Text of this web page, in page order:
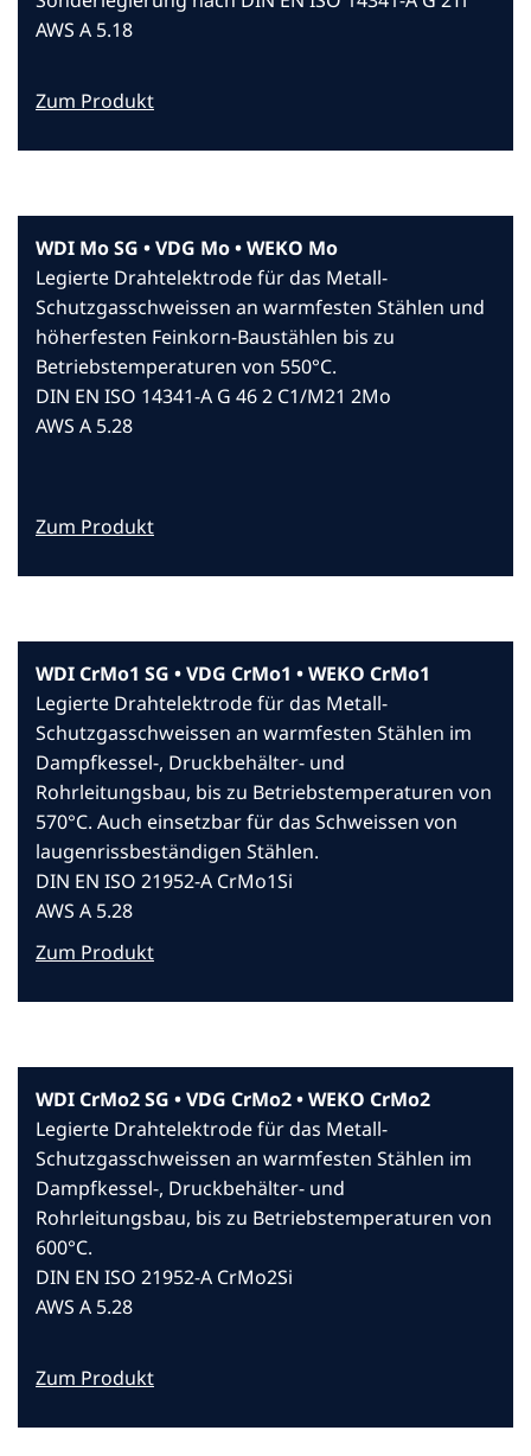
AWS A 5.18
Zum Produkt
WDI Mo SG • VDG Mo • WEKO Mo
Legierte Drahtelektrode für das Metall-
Schutzgasschweissen an warmfesten Stählen und
höherfesten Feinkorn-Baustählen bis zu
Betriebstemperaturen von 550°C.
DIN EN ISO 14341-A G 46 2 C1/M21 2Mo
AWS A 5.28
Zum Produkt
WDI CrMo1 SG • VDG CrMo1 • WEKO CrMo1
Legierte Drahtelektrode für das Metall-
Schutzgasschweissen an warmfesten Stählen im
Dampfkessel-, Druckbehälter- und
Rohrleitungsbau, bis zu Betriebstemperaturen von
570°C. Auch einsetzbar für das Schweissen von
laugenrissbeständigen Stählen.
DIN EN ISO 21952-A CrMo1Si
AWS A 5.28
Zum Produkt
WDI CrMo2 SG • VDG CrMo2 • WEKO CrMo2
Legierte Drahtelektrode für das Metall-
Schutzgasschweissen an warmfesten Stählen im
Dampfkessel-, Druckbehälter- und
Rohrleitungsbau, bis zu Betriebstemperaturen von
600°C.
DIN EN ISO 21952-A CrMo2Si
AWS A 5.28
Zum Produkt